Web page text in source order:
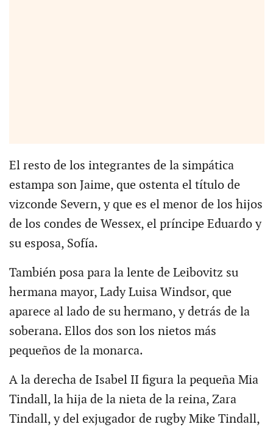
El resto de los integrantes de la simpática
estampa son Jaime, que ostenta el título de
vizconde Severn, y que es el menor de los hijos
de los condes de Wessex, el príncipe Eduardo y
su esposa, Sofía.
También posa para la lente de Leibovitz su
hermana mayor, Lady Luisa Windsor, que
aparece al lado de su hermano, y detrás de la
soberana. Ellos dos son los nietos más
pequeños de la monarca.
A la derecha de Isabel II figura la pequeña Mia
Tindall, la hija de la nieta de la reina, Zara
Tindall, y del exjugador de rugby Mike Tindall,